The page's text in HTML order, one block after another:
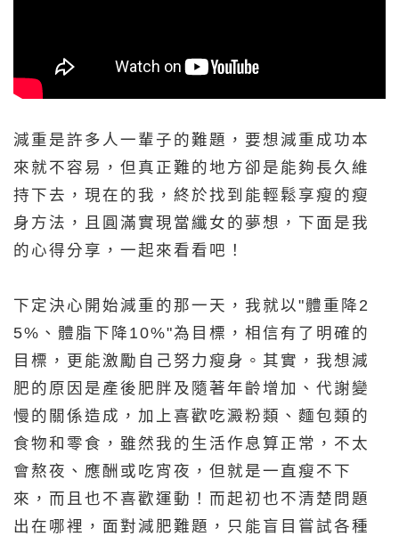
減重是許多人一輩子的難題，要想減重成功本
來就不容易，但真正難的地方卻是能夠長久維
持下去，現在的我，終於找到能輕鬆享瘦的瘦
身方法，且圓滿實現當纖女的夢想，下面是我
的心得分享，一起來看看吧！
下定決心開始減重的那一天，我就以"體重降2
5%、體脂下降10%"為目標，相信有了明確的
目標，更能激勵自己努力瘦身。其實，我想減
肥的原因是產後肥胖及隨著年齡增加、代謝變
慢的關係造成，加上喜歡吃澱粉類、麵包類的
食物和零食，雖然我的生活作息算正常，不太
會熬夜、應酬或吃宵夜，但就是一直瘦不下
來，而且也不喜歡運動！而起初也不清楚問題
出在哪裡，面對減肥難題，只能盲目嘗試各種